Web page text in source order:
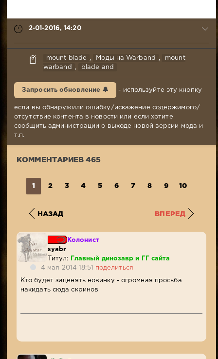
2-01-2016, 14:20
syabr
01-
Комментариев:
465
Просмотров:
mount blade Моды на Warband
mount
warband
blade and
Запросить обновление 🔔 - используйте эту кнопку
если вы обнаружили ошибку/искажение содержимого/
отсутствие контента в новости или если хотите
сообщить администрации о выходе новой версии мода и
т.п.
КОММЕНТАРИЕВ 465
1 2 3 4 5 6 7 8 9 10
НАЗАД ВПЕРЕД
Колонист
syabr
Титул:
Главный динозавр и ГГ сайта
4 мая 2014 18:51
поделиться
Кто будет заценять новинку - огромная просьба
накидать сюда скринов